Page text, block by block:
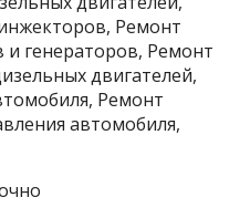
Ремонт
генераторов, Ремонт
двигателей,
Ремонт
автомобиля,